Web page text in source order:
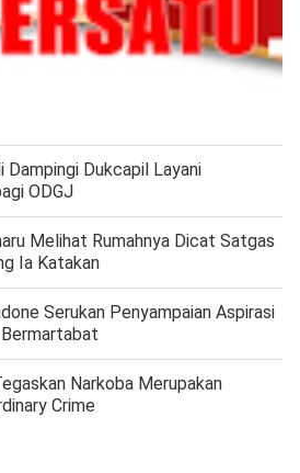
Dampingi Dukcapil Layani
ODGJ
Melihat Rumahnya Dicat Satgas
Ia Katakan
Serukan Penyampaian Aspirasi
Narkoba Merupakan
Crime